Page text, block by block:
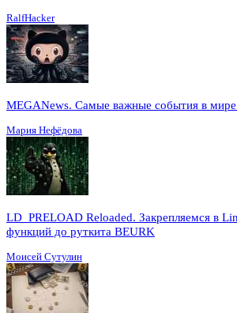
RalfHacker
MEGANews. Cамые важные события в
Мария Нефёдова
LD_PRELOAD Reloaded. Закрепляемся в
функций до руткита BEURK
Моисей Сутулин